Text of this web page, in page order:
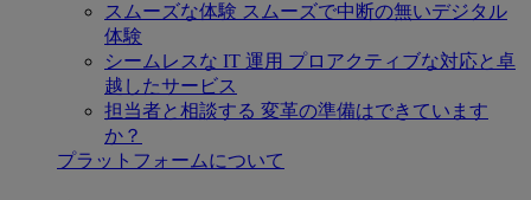
スムーズな体験 スムーズで中断の無いデジタル
体験
シームレスな IT 運用 プロアクティブな対応と卓
越したサービス
担当者と相談する 変革の準備はできています
か？
プラットフォームについて